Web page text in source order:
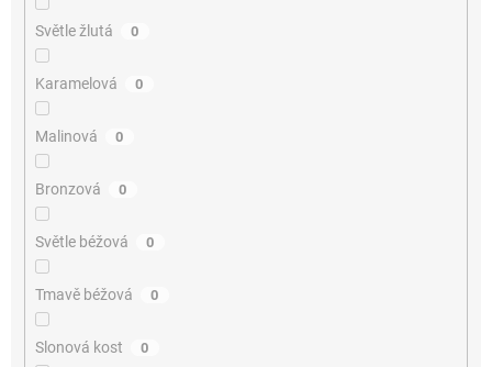
Světle žlutá 0
Karamelová 0
Malinová 0
Bronzová 0
Světle béžová 0
Tmavě béžová 0
Slonová kost 0